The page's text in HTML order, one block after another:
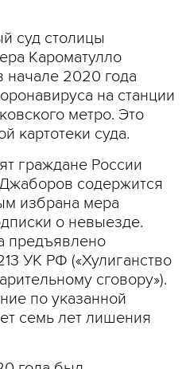
суд столицы
Кароматулло
2020 года
на станции
метро. Это
картотеки суда.
граждане России
содержится
избрана мера
о невыезде.
предъявлено
УК РФ («Хулиганство
сговору»).
по указанной
семь лет лишения